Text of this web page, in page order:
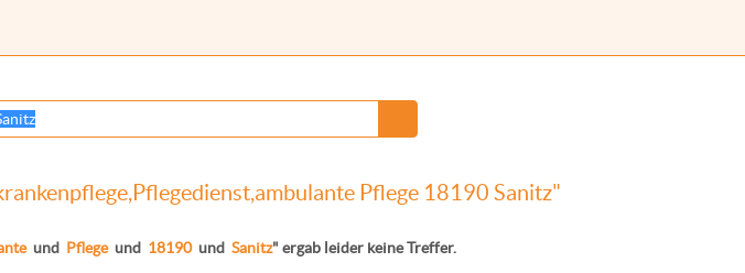
Pflege 18190 Sanitz"
und Pflege und 18190 und Sanitz" ergab leider keine Treffer.